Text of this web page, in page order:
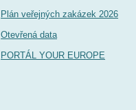
Plán veřejných zakázek 2026
Otevřená data
PORTÁL YOUR EUROPE